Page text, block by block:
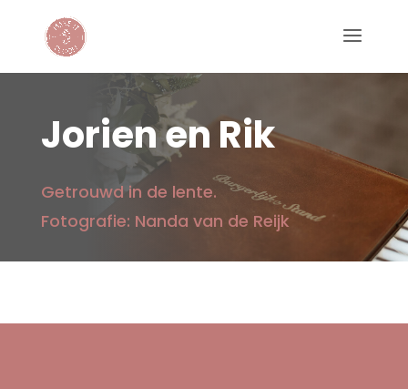
Jorien en Rik
Getrouwd in de lente.
Fotografie: Nanda van de Reijk